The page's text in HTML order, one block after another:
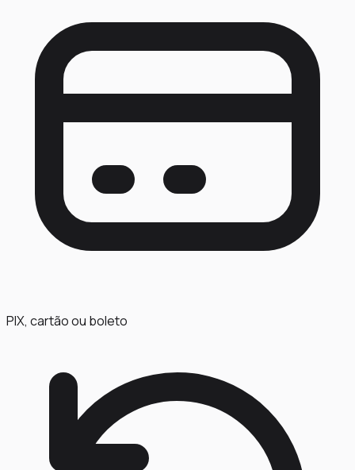
PIX, cartão ou boleto